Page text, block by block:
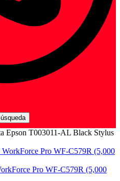
Epson T003011-AL Black Stylus
Pro WF-C579R (5,000